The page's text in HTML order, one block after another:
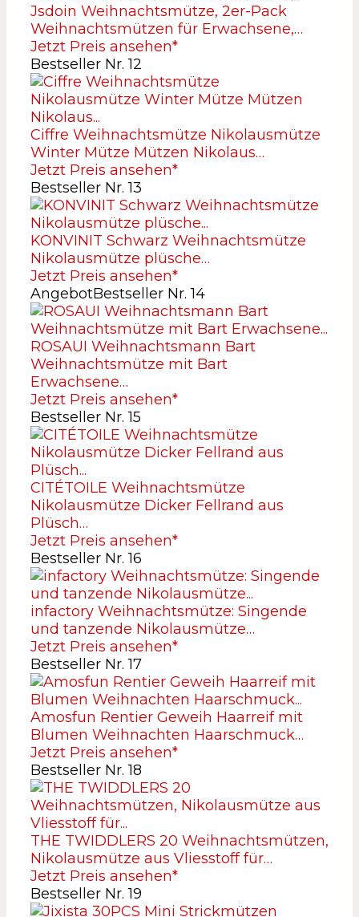
Jsdoin Weihnachtsmütze, 2er-Pack
Weihnachtsmützen für Erwachsene,…
Jetzt Preis ansehen*
Bestseller Nr. 12
Ciffre Weihnachtsmütze Nikolausmütze
Winter Mütze Mützen Nikolaus…
Jetzt Preis ansehen*
Bestseller Nr. 13
KONVINIT Schwarz Weihnachtsmütze
Nikolausmütze plüsche…
Jetzt Preis ansehen*
AngebotBestseller Nr. 14
ROSAUI Weihnachtsmann Bart
Weihnachtsmütze mit Bart
Erwachsene…
Jetzt Preis ansehen*
Bestseller Nr. 15
CITÉTOILE Weihnachtsmütze
Nikolausmütze Dicker Fellrand aus
Plüsch…
Jetzt Preis ansehen*
Bestseller Nr. 16
infactory Weihnachtsmütze: Singende
und tanzende Nikolausmütze…
Jetzt Preis ansehen*
Bestseller Nr. 17
Amosfun Rentier Geweih Haarreif mit
Blumen Weihnachten Haarschmuck…
Jetzt Preis ansehen*
Bestseller Nr. 18
THE TWIDDLERS 20 Weihnachtsmützen,
Nikolausmütze aus Vliesstoff für…
Jetzt Preis ansehen*
Bestseller Nr. 19